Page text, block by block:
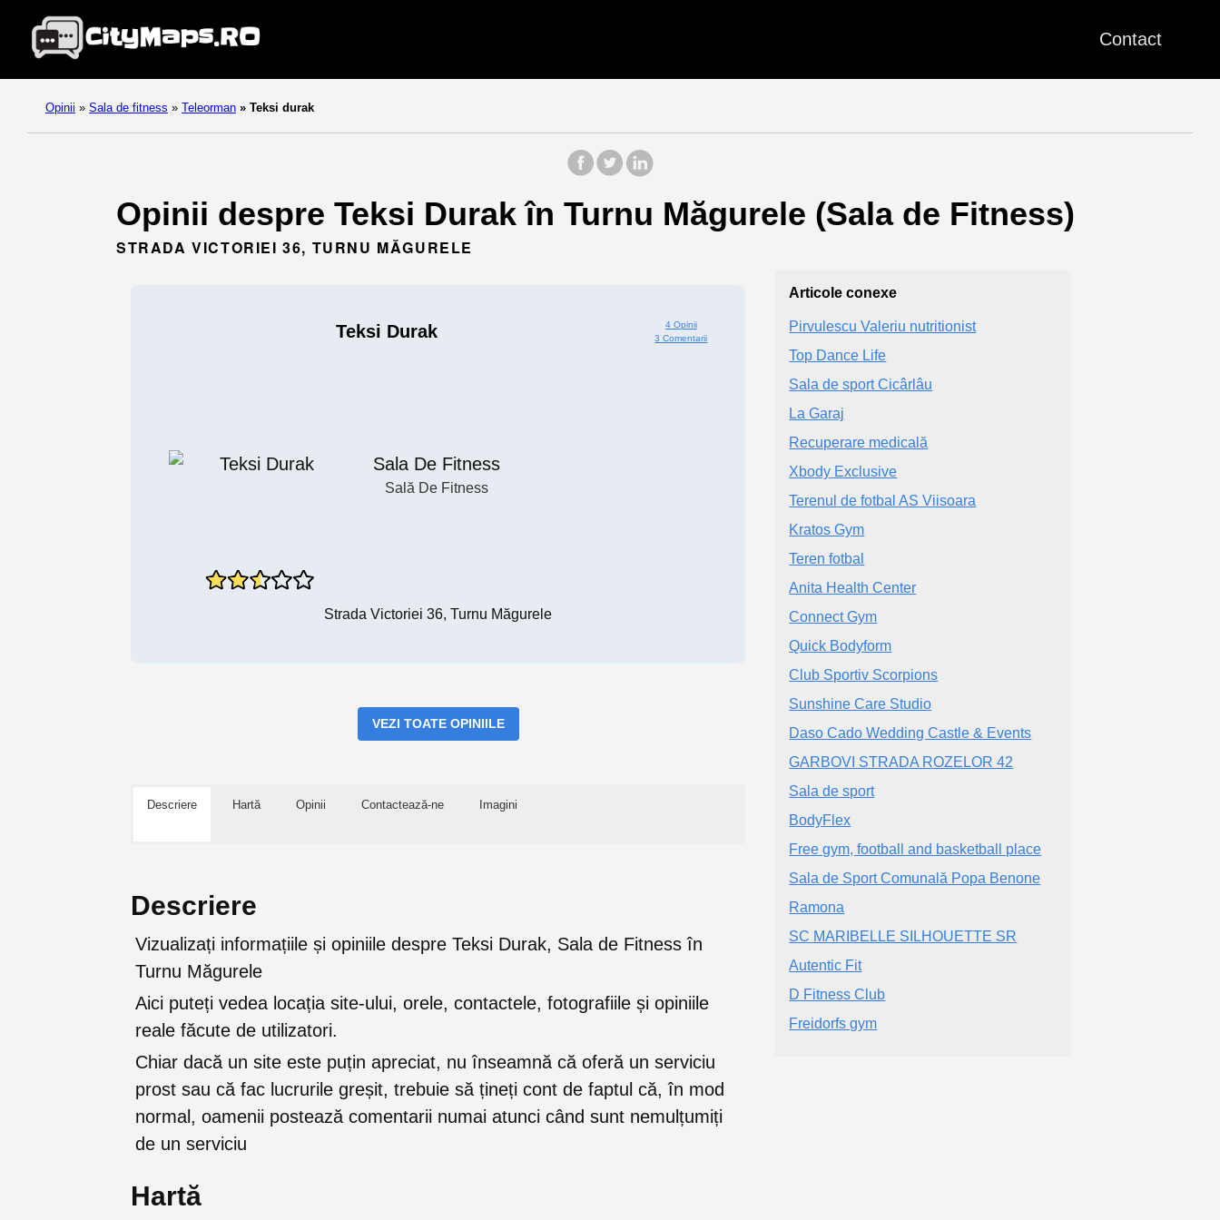
Contact
Opinii » Sala de fitness » Teleorman » Teksi durak
Opinii despre Teksi Durak în Turnu Măgurele (Sala de Fitness)
STRADA VICTORIEI 36, TURNU MĂGURELE
Teksi Durak
4 Opinii
3 Comentarii
Sala De Fitness
Sală De Fitness
Strada Victoriei 36, Turnu Măgurele
VEZI TOATE OPINIILE
Descriere Hartă Opinii Contactează-ne Imagini
Descriere
Vizualizați informațiile și opiniile despre Teksi Durak, Sala de Fitness în
Turnu Măgurele
Aici puteți vedea locația site-ului, orele, contactele, fotografiile și opiniile
reale făcute de utilizatori.
Chiar dacă un site este puțin apreciat, nu înseamnă că oferă un serviciu
prost sau că fac lucrurile greșit, trebuie să țineți cont de faptul că, în mod
normal, oamenii postează comentarii numai atunci când sunt nemulțumiți
de un serviciu
Hartă
Articole conexe
Pirvulescu Valeriu nutritionist
Top Dance Life
Sala de sport Cicârlâu
La Garaj
Recuperare medicală
Xbody Exclusive
Terenul de fotbal AS Viisoara
Kratos Gym
Teren fotbal
Anita Health Center
Connect Gym
Quick Bodyform
Club Sportiv Scorpions
Sunshine Care Studio
Daso Cado Wedding Castle & Events
GARBOVI STRADA ROZELOR 42
Sala de sport
BodyFlex
Free gym, football and basketball place
Sala de Sport Comunală Popa Benone
Ramona
SC MARIBELLE SILHOUETTE SR
Autentic Fit
D Fitness Club
Freidorfs gym